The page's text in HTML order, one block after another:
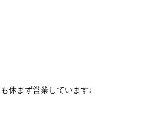
休まず営業しています♩